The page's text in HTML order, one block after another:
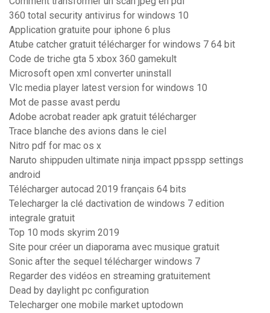
360 total security antivirus for windows 10
Application gratuite pour iphone 6 plus
Atube catcher gratuit télécharger for windows 7 64 bit
Code de triche gta 5 xbox 360 gamekult
Microsoft open xml converter uninstall
Vlc media player latest version for windows 10
Mot de passe avast perdu
Adobe acrobat reader apk gratuit télécharger
Trace blanche des avions dans le ciel
Nitro pdf for mac os x
Naruto shippuden ultimate ninja impact ppsspp settings
android
Télécharger autocad 2019 français 64 bits
Telecharger la clé dactivation de windows 7 edition
integrale gratuit
Top 10 mods skyrim 2019
Site pour créer un diaporama avec musique gratuit
Sonic after the sequel télécharger windows 7
Regarder des vidéos en streaming gratuitement
Dead by daylight pc configuration
Telecharger one mobile market uptodown